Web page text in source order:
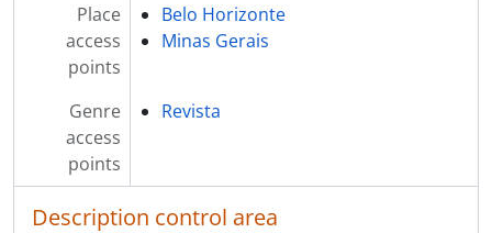
Place
access
points
Belo Horizonte
Minas Gerais
Genre
access
points
Revista
Description control area